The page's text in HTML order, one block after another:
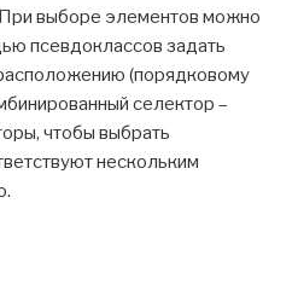
выборе элементов можно
псевдоклассов задать
(порядковому
селектор –
чтобы выбрать
нескольким